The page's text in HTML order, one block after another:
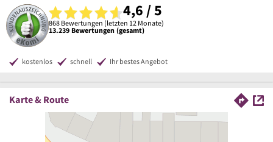
4,6 / 5
868 Bewertungen (letzten 12 Monate)
13.239 Bewertungen (gesamt)
kostenlos schnell Ihr bestes Angebot
Karte & Route